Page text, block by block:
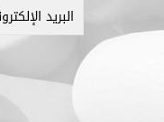
البريد